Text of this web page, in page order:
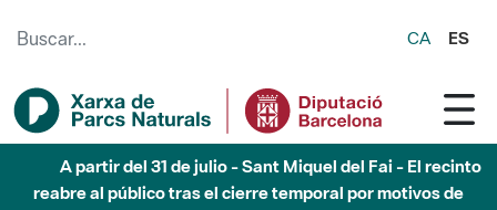
CA ES
A partir del 31 de julio - Sant Miquel del Fai - El recinto
reabre al público tras el cierre temporal por motivos de